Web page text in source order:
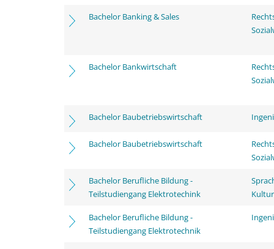
Bachelor Banking & Sales
Bachelor Bankwirtschaft
Bachelor Baubetriebswirtschaft
Bachelor Baubetriebswirtschaft
Bachelor Berufliche Bildung -
Teilstudiengang Elektrotechink
Bachelor Berufliche Bildung -
Teilstudiengang Elektrotechnik